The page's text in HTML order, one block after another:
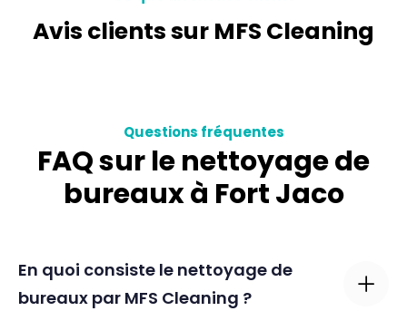
Avis clients sur MFS Cleaning
Questions fréquentes
FAQ sur le nettoyage de
bureaux à Fort Jaco
En quoi consiste le nettoyage de
bureaux par MFS Cleaning ?